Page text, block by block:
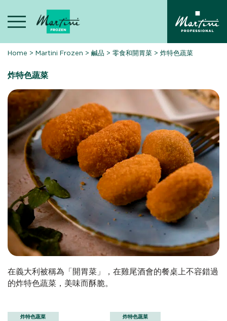
content
Home >Martini Frozen >鹹品 >零食和開胃菜 >炸特色蔬菜
炸特色蔬菜
在義大利被稱為「開胃菜」，在雞尾酒會的餐桌上不容錯過
的炸特色蔬菜，美味而酥脆。
炸特色蔬菜 炸特色蔬菜